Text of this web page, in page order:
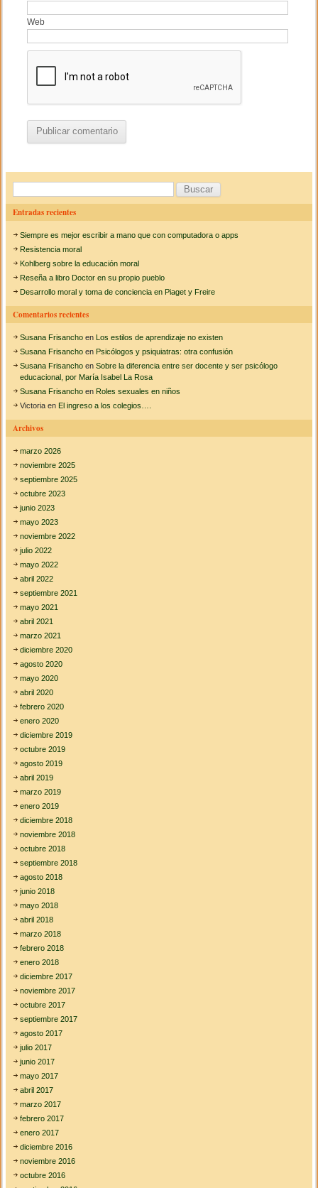
Web
u
c
a
Entradas recientes
Siempre es mejor escribir a mano que con computadora o apps
Resistencia moral
Kohlberg sobre la educación moral
Reseña a libro Doctor en su propio pueblo
Desarrollo moral y toma de conciencia en Piaget y Freire
Comentarios recientes
Susana Frisancho enLos estilos de aprendizaje no existen
Susana Frisancho enPsicólogos y psiquiatras: otra confusión
Susana Frisancho enSobre la diferencia entre ser docente y ser psicólogo
educacional, por María Isabel La Rosa
Susana Frisancho enRoles sexuales en niños
Victoria enEl ingreso a los colegios….
Archivos
marzo 2026
noviembre 2025
septiembre 2025
octubre 2023
junio 2023
mayo 2023
noviembre 2022
julio 2022
mayo 2022
abril 2022
septiembre 2021
mayo 2021
abril 2021
marzo 2021
diciembre 2020
agosto 2020
mayo 2020
abril 2020
febrero 2020
enero 2020
diciembre 2019
octubre 2019
agosto 2019
abril 2019
marzo 2019
enero 2019
diciembre 2018
noviembre 2018
octubre 2018
septiembre 2018
agosto 2018
junio 2018
mayo 2018
abril 2018
marzo 2018
febrero 2018
enero 2018
diciembre 2017
noviembre 2017
octubre 2017
septiembre 2017
agosto 2017
julio 2017
junio 2017
mayo 2017
abril 2017
marzo 2017
febrero 2017
enero 2017
diciembre 2016
noviembre 2016
octubre 2016